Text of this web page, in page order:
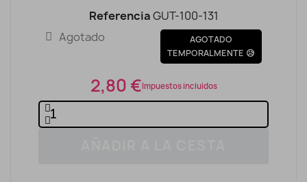
ReferenciaGUT-100-131
Agotado
AGOTADO
TEMPORALMENTE 😥
2,80 €Impuestos incluidos